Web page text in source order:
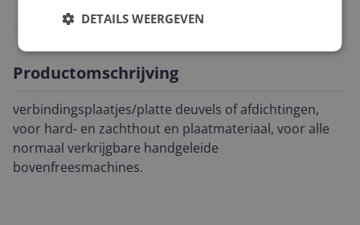
4009317540304
Productomschrijving
verbindingsplaatjes/platte deuvels of afdichtingen,
voor hard- en zachthout en plaatmateriaal, voor alle
normaal verkrijgbare handgeleide
bovenfreesmachines.
DETAILS WEERGEVEN